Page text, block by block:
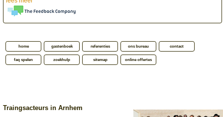
home gastenboek referenties ons bureau contact
faq spelen zoekhulp sitemap online offertes
Traingsacteurs in Arnhem